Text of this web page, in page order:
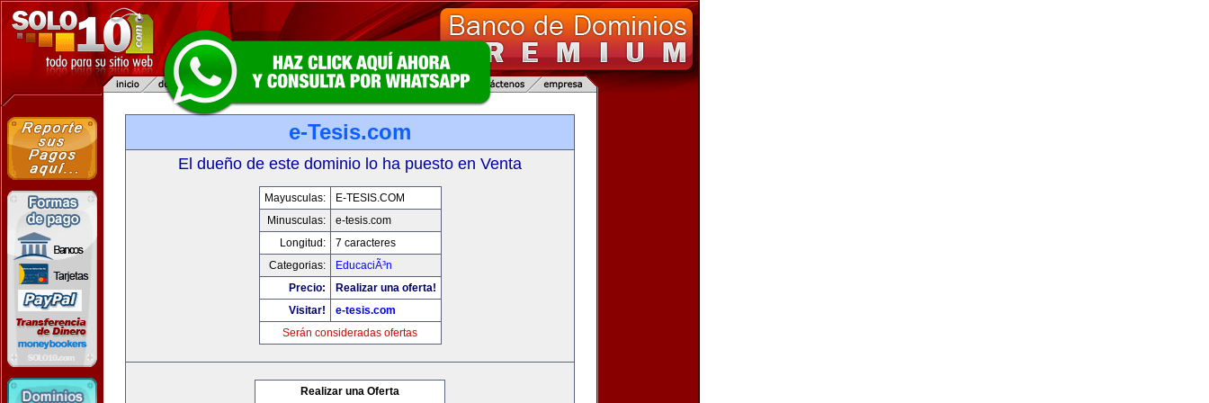
e-Tesis.com
El dueño de este dominio lo ha puesto en Venta
Mayusculas:
E-TESIS.COM
Minusculas:
e-tesis.com
Longitud:
7 caracteres
Categorias:
EducaciÃ³n
Precio:
Realizar una oferta!
Visitar!
e-tesis.com
Serán consideradas ofertas
Realizar una Oferta